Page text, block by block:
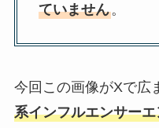
ていません。
今回この画像がXで広
系インフルエンサー